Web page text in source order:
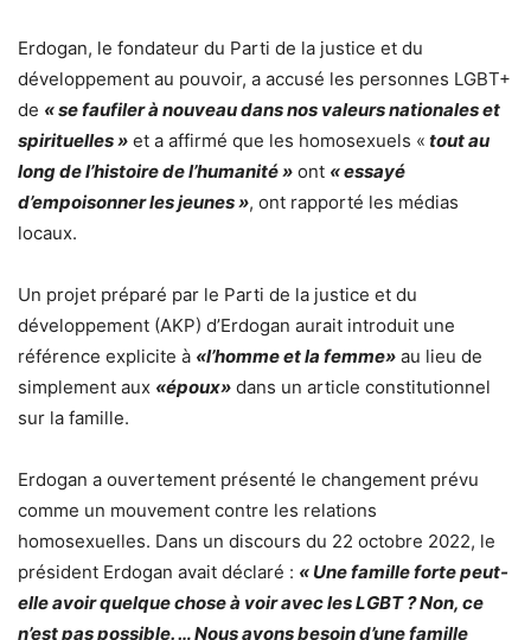
Erdogan, le fondateur du Parti de la justice et du
développement au pouvoir, a accusé les personnes LGBT+
de « se faufiler à nouveau dans nos valeurs nationales et
spirituelles » et a affirmé que les homosexuels « tout au
long de l’histoire de l’humanité » ont « essayé
d’empoisonner les jeunes », ont rapporté les médias
locaux.
Un projet préparé par le Parti de la justice et du
développement (AKP) d’Erdogan aurait introduit une
référence explicite à «l’homme et la femme» au lieu de
simplement aux «époux» dans un article constitutionnel
sur la famille.
Erdogan a ouvertement présenté le changement prévu
comme un mouvement contre les relations
homosexuelles. Dans un discours du 22 octobre 2022, le
président Erdogan avait déclaré : « Une famille forte peut-
elle avoir quelque chose à voir avec les LGBT ? Non, ce
n’est pas possible. … Nous avons besoin d’une famille